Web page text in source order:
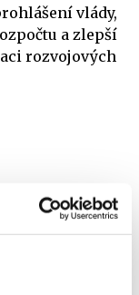
vlády,
a zlepší
rozvojových
rozpočtu a